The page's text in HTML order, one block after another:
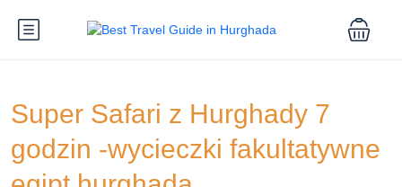
Super Safari z Hurghady 7
godzin -wycieczki fakultatywne